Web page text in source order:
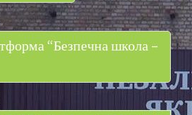
“Безпечна школа –